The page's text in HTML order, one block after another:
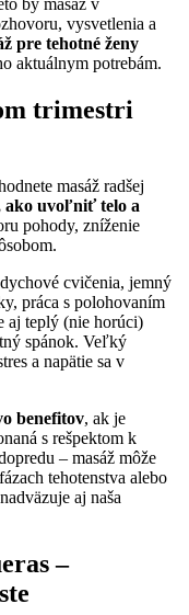
by masáž v
vysvetlenia a
pre tehotné ženy
aktuálnym potrebám.
trimestri
masáž radšej
ako uvoľniť telo a
pohody, zníženie
cvičenia, jemný
práca s polohovaním
aj teplý (nie horúci)
spánok. Veľký
a napätie sa v
benefitov, ak je
s rešpektom k
– masáž môže
tehotenstva alebo
aj naša
–